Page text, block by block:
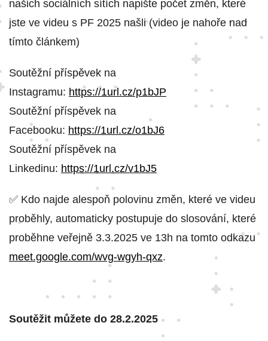
našich sociálních sítích napište počet změn, které
jste ve videu s PF 2025 našli (video je nahoře nad
tímto článkem)
Soutěžní příspěvek na
Instagramu: https://1url.cz/p1bJP
Soutěžní příspěvek na
Facebooku: https://1url.cz/o1bJ6
Soutěžní příspěvek na
Linkedinu: https://1url.cz/v1bJ5
✅ Kdo najde alespoň polovinu změn, které ve videu
proběhly, automaticky postupuje do slosování, které
proběhne veřejně 3.3.2025 ve 13h na tomto odkazu
meet.google.com/wvg-wgyh-qxz.
Soutěžit můžete do 28.2.2025